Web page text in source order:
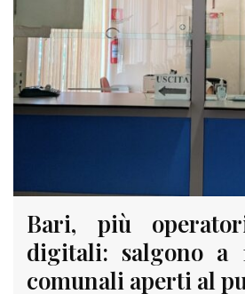
Bari, più
digitali: salgono a
comunali aperti al